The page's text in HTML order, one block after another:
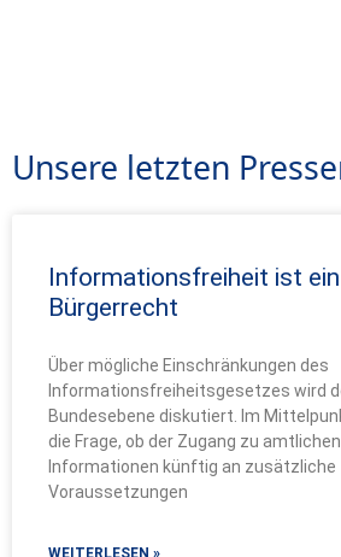
Unsere letzten
Informationsfreiheit ist ein
Bürgerrecht
Über mögliche Einschränkungen des
Informationsfreiheitsgesetzes wird
Bundesebene diskutiert. Im
die Frage, ob der Zugang zu amtlichen
Informationen künftig an zusätzliche
Voraussetzungen